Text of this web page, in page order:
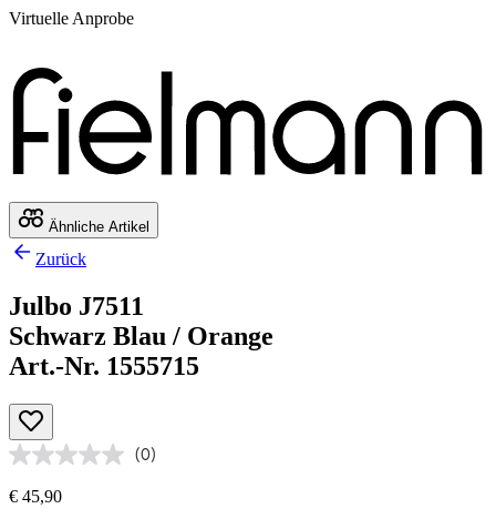
Virtuelle Anprobe
Ähnliche Artikel
Zurück
Julbo J7511
Schwarz Blau / Orange
Art.-Nr. 1555715
(0)
€ 45,90